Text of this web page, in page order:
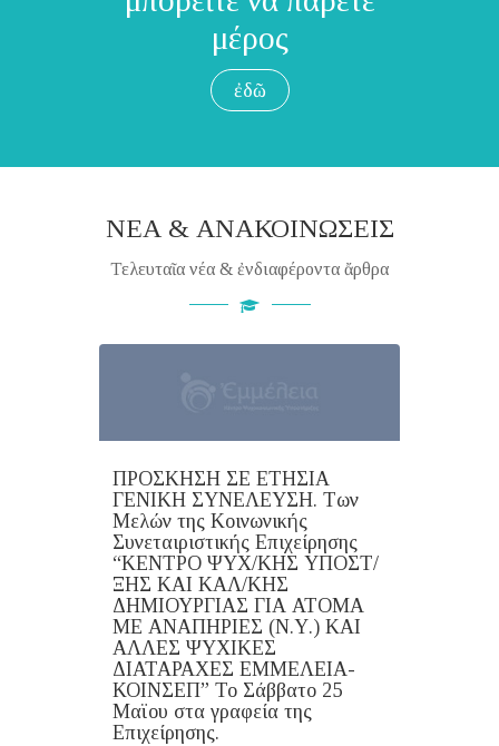
μέρος
ἐδῶ
ΝΕΑ & ἈΝΑΚΟΙΝΩΣΕΙΣ
Τελευταῖα νέα & ἐνδιαφέροντα ἄρθρα
ΠΡΟΣΚΗΣΗ ΣΕ ΕΤΗΣΙΑ
ΓΕΝΙΚΗ ΣΥΝΕΛΕΥΣΗ. Των
Μελών της Κοινωνικής
Συνεταιριστικής Επιχείρησης
“ΚΕΝΤΡΟ ΨΥΧ/ΚΗΣ ΥΠΟΣΤ/
ΞΗΣ ΚΑΙ ΚΑΛ/ΚΗΣ
ΔΗΜΙΟΥΡΓΙΑΣ ΓΙΑ ΑΤΟΜΑ
ΜΕ ΑΝΑΠΗΡΙΕΣ (Ν.Υ.) ΚΑΙ
ΑΛΛΕΣ ΨΥΧΙΚΕΣ
ΔΙΑΤΑΡΑΧΕΣ ΕΜΜΕΛΕΙΑ-
ΚΟΙΝΣΕΠ” Το Σάββατο 25
Μαϊου στα γραφεία της
Επιχείρησης.